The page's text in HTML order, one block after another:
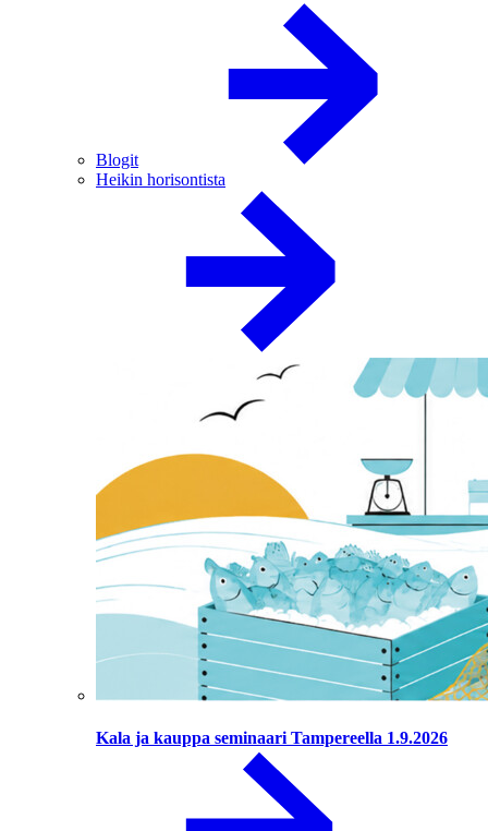
Blogit
Heikin horisontista
Kala ja kauppa seminaari Tampereella 1.9.2026